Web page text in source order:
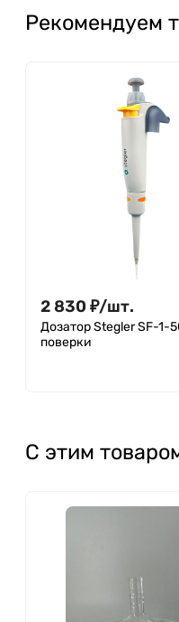
Рекомендуем
2 830 ₽/шт.
Дозатор Stegler SF-1-
поверки
С этим